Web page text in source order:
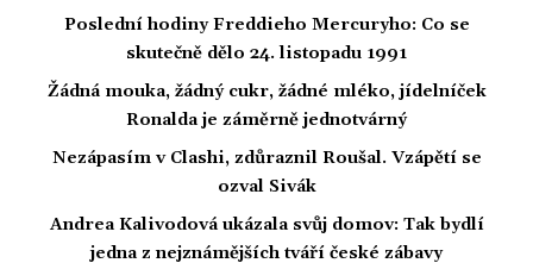
Poslední hodiny Freddieho Mercuryho: Co se
skutečně dělo 24. listopadu 1991
Žádná mouka, žádný cukr, žádné mléko, jídelníček
Ronalda je záměrně jednotvárný
Nezápasím v Clashi, zdůraznil Roušal. Vzápětí se
ozval Sivák
Andrea Kalivodová ukázala svůj domov: Tak bydlí
jedna z nejznámějších tváří české zábavy